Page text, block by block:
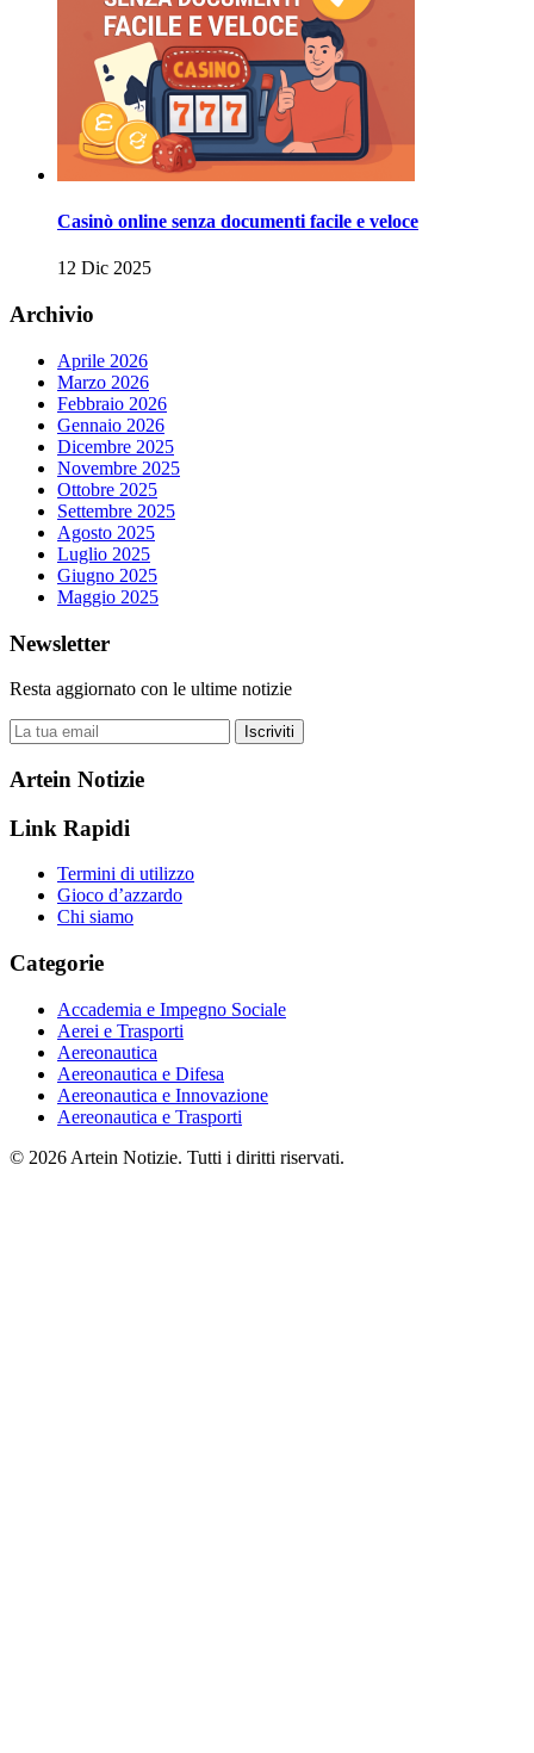
Casinò online senza documenti facile e veloce
12 Dic 2025
Archivio
Aprile 2026
Marzo 2026
Febbraio 2026
Gennaio 2026
Dicembre 2025
Novembre 2025
Ottobre 2025
Settembre 2025
Agosto 2025
Luglio 2025
Giugno 2025
Maggio 2025
Newsletter
Resta aggiornato con le ultime notizie
Iscriviti
Artein Notizie
Link Rapidi
Termini di utilizzo
Gioco d’azzardo
Chi siamo
Categorie
Accademia e Impegno Sociale
Aerei e Trasporti
Aereonautica
Aereonautica e Difesa
Aereonautica e Innovazione
Aereonautica e Trasporti
© 2026 Artein Notizie. Tutti i diritti riservati.